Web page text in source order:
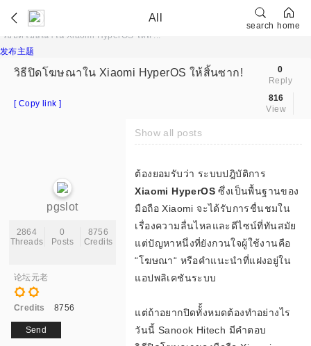
All
search home
»
slot
› ›
โฆษณาเว็บไซต์การพนันที่เผยแพร่
วิธีปิดโฆษณาใน Xiaomi HyperOS ให้ส ...
发布主题
วิธีปิดโฆษณาใน Xiaomi HyperOS ให้สิ้นซาก!
0
Reply
816
View
[ Copy link ]
pgslot
2864
Threads
0
Posts
8756
Credits
论坛元老
Credits 8756
Send
Show all posts
ต้องยอมรับว่า ระบบปฎิบัติการ
Xiaomi HyperOS ซึ่งเป็นพื้นฐานของ
มือถือ Xiaomi จะได้รับการชื่นชมใน
เรื่องความลื่นไหลและดีไซน์ที่ทันสมัย
แต่ปัญหาหนึ่งที่ยังกวนใจผู้ใช้งานคือ
“โฆษณา“ หรือคำแนะนำที่แฝงอยู่ใน
แอปพลิเคชันระบบ
แต่ถ้าอยากปิดทัั้งหมดต้องทำอย่างไร
วันนี้ Sanook Hitech มีคำตอบ